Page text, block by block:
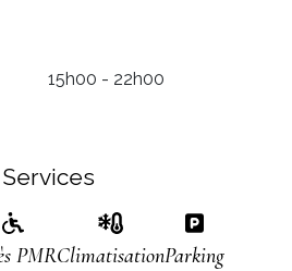
15h00 - 22h00
Services
PMRClimatisationParking